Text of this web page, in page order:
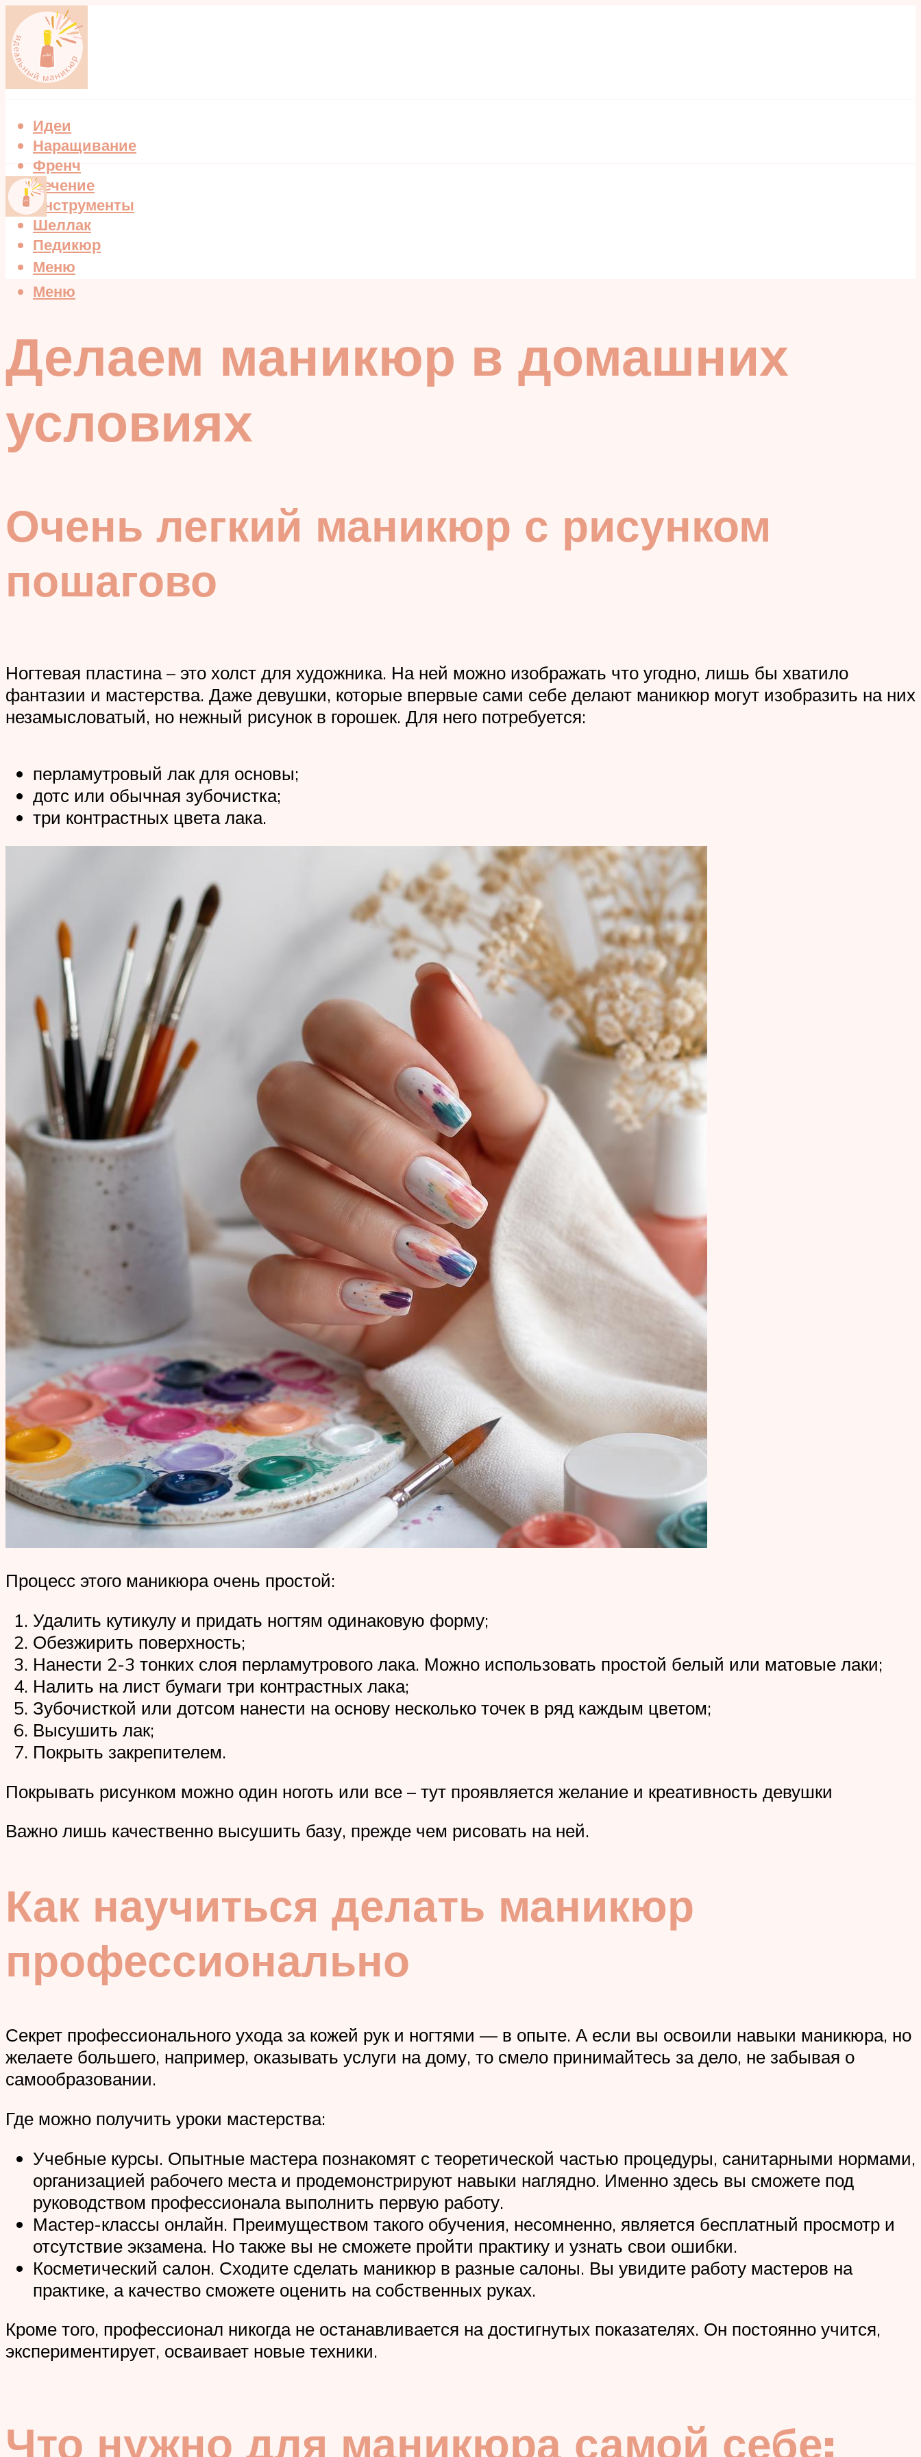
Идеи
Наращивание
Френч
Лечение
Инструменты
Шеллак
Педикюр
Меню
Меню
Делаем маникюр в домашних
условиях
Очень легкий маникюр с рисунком
пошагово
Ногтевая пластина – это холст для художника. На ней можно изображать что угодно, лишь бы хватило
фантазии и мастерства. Даже девушки, которые впервые сами себе делают маникюр могут изобразить на них
незамысловатый, но нежный рисунок в горошек. Для него потребуется:
перламутровый лак для основы;
дотс или обычная зубочистка;
три контрастных цвета лака.
Процесс этого маникюра очень простой:
Удалить кутикулу и придать ногтям одинаковую форму;
Обезжирить поверхность;
Нанести 2-3 тонких слоя перламутрового лака. Можно использовать простой белый или матовые лаки;
Налить на лист бумаги три контрастных лака;
Зубочисткой или дотсом нанести на основу несколько точек в ряд каждым цветом;
Высушить лак;
Покрыть закрепителем.
Покрывать рисунком можно один ноготь или все – тут проявляется желание и креативность девушки
Важно лишь качественно высушить базу, прежде чем рисовать на ней.
Как научиться делать маникюр
профессионально
Секрет профессионального ухода за кожей рук и ногтями — в опыте. А если вы освоили навыки маникюра, но
желаете большего, например, оказывать услуги на дому, то смело принимайтесь за дело, не забывая о
самообразовании.
Где можно получить уроки мастерства:
Учебные курсы. Опытные мастера познакомят с теоретической частью процедуры, санитарными нормами,
организацией рабочего места и продемонстрируют навыки наглядно. Именно здесь вы сможете под
руководством профессионала выполнить первую работу.
Мастер-классы онлайн. Преимуществом такого обучения, несомненно, является бесплатный просмотр и
отсутствие экзамена. Но также вы не сможете пройти практику и узнать свои ошибки.
Косметический салон. Сходите сделать маникюр в разные салоны. Вы увидите работу мастеров на
практике, а качество сможете оценить на собственных руках.
Кроме того, профессионал никогда не останавливается на достигнутых показателях. Он постоянно учится,
экспериментирует, осваивает новые техники.
Что нужно для маникюра самой себе: